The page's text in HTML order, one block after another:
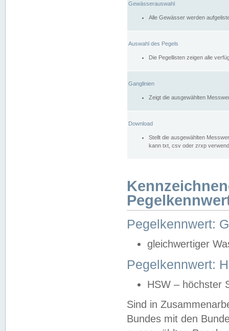
Gewässerauswahl
Alle Gewässer werden
Auswahl des Pegels
Die Pegellisten zeigen alle
Ganglinien
Zeigt die ausgewählten
Download
Stellt die ausgewählten
kann txt, csv oder zrxp
Pegelkennwert:
gleichwertiger
Pegelkennwert:
HSW – höchster
Sind in
Bundes mit den